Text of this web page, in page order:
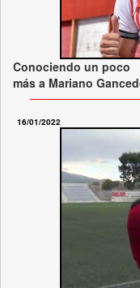
Conociendo un poco
más a Mariano
16/01/2022